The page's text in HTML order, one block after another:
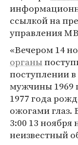
ссылкой на
управления
«Вечером 14
органы
поступлении
мужчины 1969
1977 года
ожогами глаз.
3:00 13
неизвестный